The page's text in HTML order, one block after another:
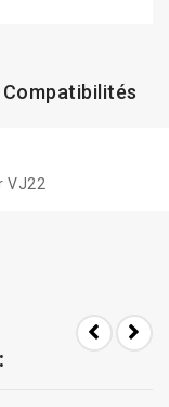
Compatibilités
VJ22